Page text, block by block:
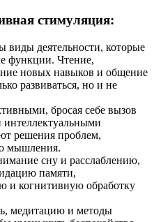
стимуляция:
деятельности, которые
функции. Чтение,
новых навыков и общение
развиваться, но и не
бросая себе вызов
решения проблем,
мышления.
сну и расслаблению,
памяти,
и когнитивную обработку
медитацию и методы